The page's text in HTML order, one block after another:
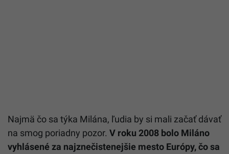
Najmä čo sa týka Milána, ľudia by si mali začať dávať
na smog poriadny pozor. V roku 2008 bolo Miláno
vyhlásené za najznečistenejšie mesto Európy, čo sa